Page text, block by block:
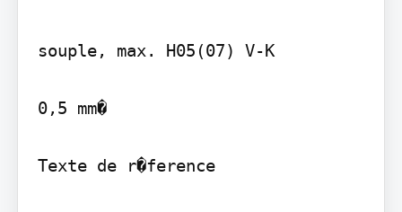
souple, max. H05(07) V-K
0,5 mm�
Texte de r�ference